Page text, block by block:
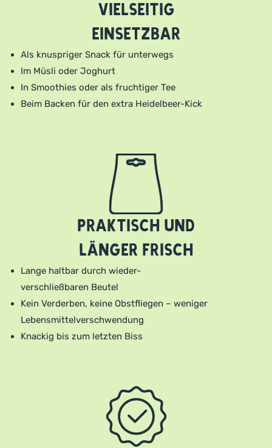
Vielseitig
einsetzbar
Als knuspriger Snack für unterwegs
Im Müsli oder Joghurt
In Smoothies oder als fruchtiger Tee
Beim Backen für den extra Heidelbeer-Kick
Praktisch und
länger frisch
Lange haltbar durch wieder-
verschließbaren Beutel
Kein Verderben, keine Obstfliegen – weniger
Lebensmittelverschwendung
Knackig bis zum letzten Biss